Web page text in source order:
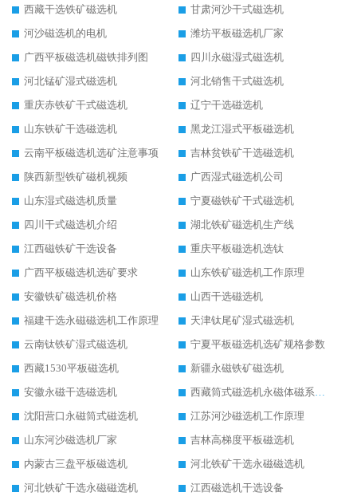
西藏干选铁矿磁选机
甘肃河沙干式磁选机
河沙磁选机的电机
潍坊平板磁选机厂家
广西平板磁选机磁铁排列图
四川永磁湿式磁选机
河北锰矿湿式磁选机
河北销售干式磁选机
重庆赤铁矿干式磁选机
辽宁干选磁选机
山东铁矿干选磁选机
黑龙江湿式平板磁选机
云南平板磁选机选矿注意事项
吉林贫铁矿干选磁选机
陕西新型铁矿磁机视频
广西湿式磁选机公司
山东湿式磁选机质量
宁夏磁铁矿干式磁选机
四川干式磁选机介绍
湖北铁矿磁选机生产线
江西磁铁矿干选设备
重庆平板磁选机选钛
广西平板磁选机选矿要求
山东铁矿磁选机工作原理
安徽铁矿磁选机价格
山西干选磁选机
福建干选永磁磁选机工作原理
天津钛尾矿湿式磁选机
云南钛铁矿湿式磁选机
宁夏平板磁选机选矿规格参数
西藏1530平板磁选机
新疆永磁铁矿磁选机
安徽永磁干选磁选机
西藏筒式磁选机永磁体磁系设计
沈阳营口永磁筒式磁选机
江苏河沙磁选机工作原理
山东河沙磁选机厂家
吉林高梯度平板磁选机
内蒙古三盘平板磁选机
河北铁矿干选永磁磁选机
河北铁矿干选永磁磁选机
江西磁选机干选设备